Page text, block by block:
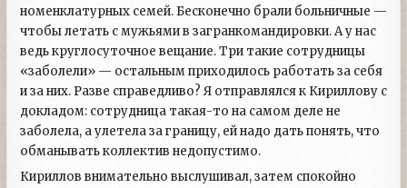
номенклатурных семей. Бесконечно брали больничные —
чтобы летать с мужьями в загранкомандировки. А у нас
ведь круглосуточное вещание. Три такие сотрудницы
«заболели» — остальным приходилось работать за себя
и за них. Разве справедливо? Я отправлялся к Кириллову с
докладом: сотрудница такая-то на самом деле не
заболела, а улетела за границу, ей надо дать понять, что
обманывать коллектив недопустимо.
Кириллов внимательно выслушивал, затем спокойно